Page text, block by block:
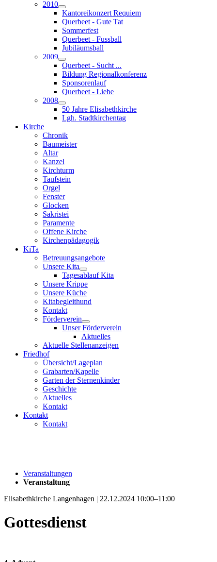
2010
Kantoreikonzert Requiem
Querbeet - Gute Tat
Sommerfest
Querbeet - Fussball
Jubiläumsball
2009
Querbeet - Sucht ...
Bildung Regionalkonferenz
Sponsorenlauf
Querbeet - Liebe
2008
50 Jahre Elisabethkirche
Lgh. Stadtkirchentag
Kirche
Chronik
Baumeister
Altar
Kanzel
Kirchturm
Taufstein
Orgel
Fenster
Glocken
Sakristei
Paramente
Offene Kirche
Kirchenpädagogik
KiTa
Betreuungsangebote
Unsere Kita
Tagesablauf Kita
Unsere Krippe
Unsere Küche
Kitabegleithund
Kontakt
Förderverein
Unser Förderverein
Aktuelles
Aktuelle Stellenanzeigen
Friedhof
Übersicht/Lageplan
Grabarten/Kapelle
Garten der Sternenkinder
Geschichte
Aktuelles
Kontakt
Kontakt
Kontakt
Veranstaltungen
Veranstaltung
Elisabethkirche Langenhagen | 22.12.2024 10:00–11:00
Gottesdienst